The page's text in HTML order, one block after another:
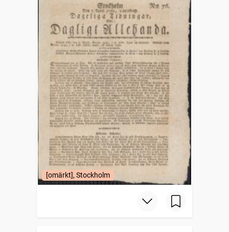
[omärkt], Stockholm